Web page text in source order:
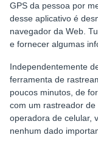
GPS da pessoa por
desse aplicativo é
navegador da Web.
e fornecer algumas
Independentemente
ferramenta de
poucos minutos, de
com um rastreador de
operadora de celular,
nenhum dado